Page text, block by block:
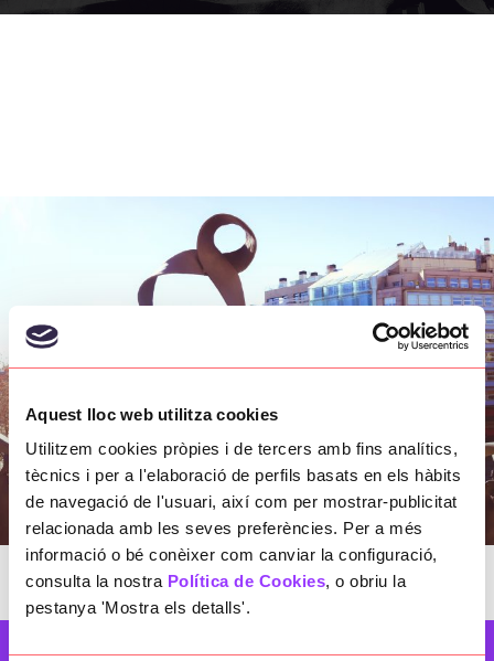
Aquest lloc web utilitza cookies
Utilitzem cookies pròpies i de tercers amb fins analítics,
tècnics i per a l'elaboració de perfils basats en els hàbits
de navegació de l'usuari, així com per mostrar-publicitat
relacionada amb les seves preferències. Per a més
informació o bé conèixer com canviar la configuració,
consulta la nostra Política de Cookies, o obriu la
pestanya 'Mostra els detalls'.